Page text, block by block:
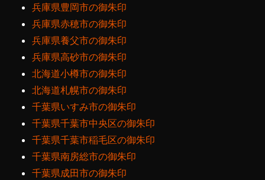
兵庫県豊岡市の御朱印
兵庫県赤穂市の御朱印
兵庫県養父市の御朱印
兵庫県高砂市の御朱印
北海道小樽市の御朱印
北海道札幌市の御朱印
千葉県いすみ市の御朱印
千葉県千葉市中央区の御朱印
千葉県千葉市稲毛区の御朱印
千葉県南房総市の御朱印
千葉県成田市の御朱印